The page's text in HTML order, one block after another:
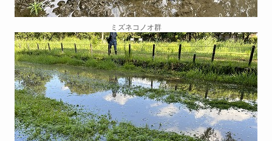
ミズネコノオ群